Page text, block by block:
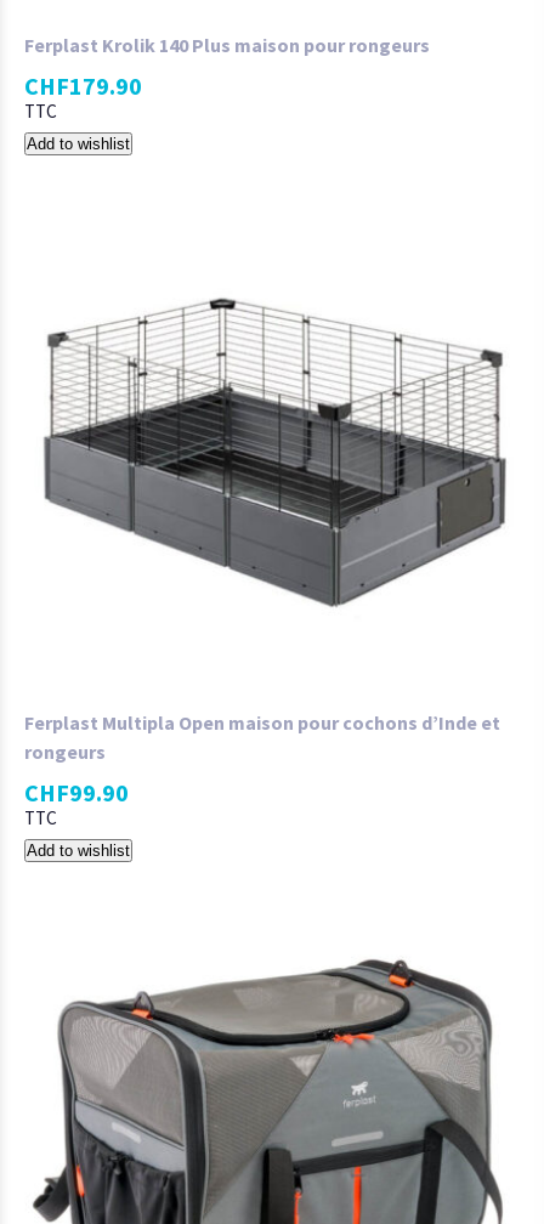
Ferplast Krolik 140 Plus maison pour rongeurs
CHF179.90
TTC
Add to wishlist
Ferplast Multipla Open maison pour cochons d’Inde et
rongeurs
CHF99.90
TTC
Add to wishlist